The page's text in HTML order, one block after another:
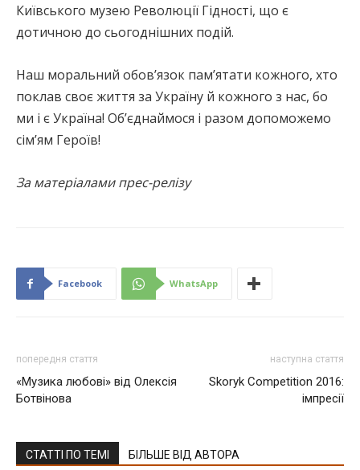
Київського музею Революції Гідності, що є
дотичною до сьогоднішних подій.
Наш моральний обов’язок пам’ятати кожного, хто
поклав своє життя за Україну й кожного з нас, бо
ми і є Україна! Об’єднаймося і разом допоможемо
сім’ям Героїв!
За матеріалами прес-релізу
Facebook WhatsApp
попередня стаття
«Музика любові» від Олексія
Ботвінова
наступна стаття
Skoryk Competition 2016:
імпресії
СТАТТІ ПО ТЕМІ БІЛЬШЕ ВІД АВТОРА